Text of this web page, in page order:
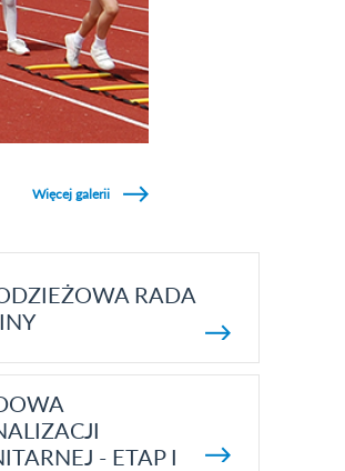
Więcej galerii
RADA
- ETAP I